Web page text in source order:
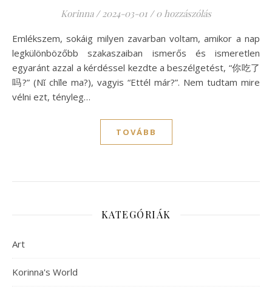
Korinna / 2024-03-01 / 0 hozzászólás
Emlékszem, sokáig milyen zavarban voltam, amikor a nap
legkülönbözőbb szakaszaiban ismerős és ismeretlen
egyaránt azzal a kérdéssel kezdte a beszélgetést, “你吃了
吗?” (Nǐ chīle ma?), vagyis “Ettél már?”. Nem tudtam mire
vélni ezt, tényleg…
TOVÁBB
KATEGÓRIÁK
Art
Korinna's World